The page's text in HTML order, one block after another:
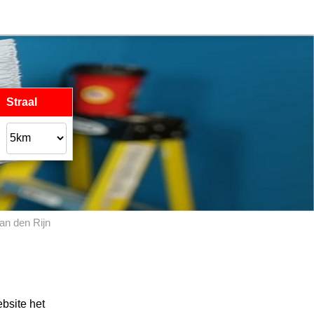
Straal
den Rijn
het